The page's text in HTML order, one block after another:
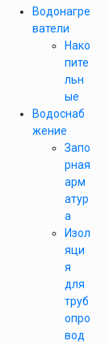
Водонагре
ватели
Нако
пите
льн
ые
Водоснаб
жение
Запо
рная
арм
атур
а
Изол
яци
я
для
труб
опро
вод